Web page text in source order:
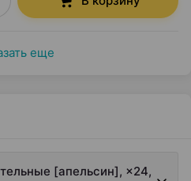
еще
[апельсин], ×24,